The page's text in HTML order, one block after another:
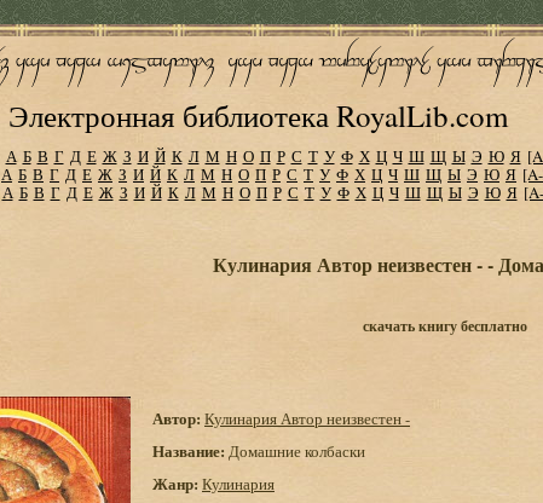
Электронная библиотека RoyalLib.com
А Б В Г Д Е Ж З И Й К Л М Н О П Р С Т У Ф Х Ц Ч Ш Щ Ы Э Ю Я
А Б В Г Д Е Ж З И Й К Л М Н О П Р С Т У Ф Х Ц Ч Ш Щ Ы Э Ю Я
А Б В Г Д Е Ж З И Й К Л М Н О П Р С Т У Ф Х Ц Ч Ш Щ Ы Э Ю Я
Кулинария Автор неизвестен - -
скачать книгу бесплатно
Автор: Кулинария Автор неизвестен -
Название: Домашние колбаски
Жанр: Кулинария